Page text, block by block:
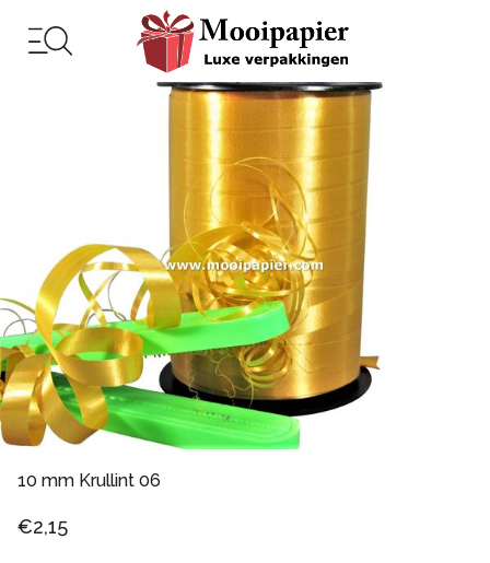
10 mm Krullint 06
€2,15